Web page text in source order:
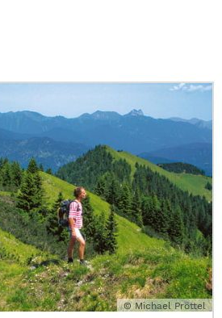
© Michael Pröttel